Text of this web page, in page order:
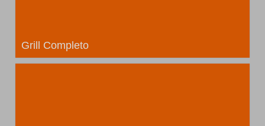
Grill Completo